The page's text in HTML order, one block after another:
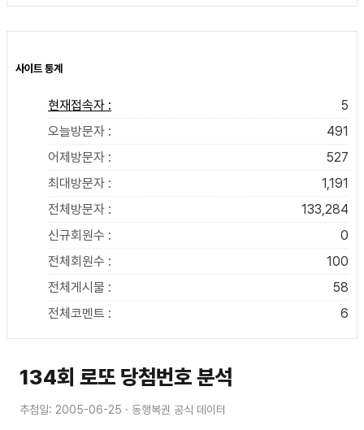
사이트 통계
현재접속자 :
5
오늘방문자 :
491
어제방문자 :
527
최대방문자 :
1,191
전체방문자 :
133,284
신규회원수 :
0
전체회원수 :
100
전체게시물 :
58
전체코멘트 :
6
134회 로또 당첨번호 분석
추첨일: 2005-06-25 · 동행복권 공식 데이터